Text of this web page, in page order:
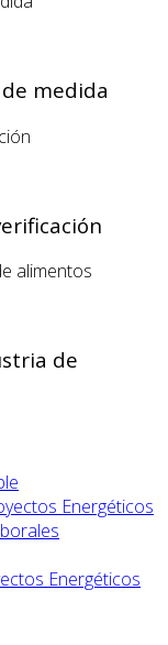
medida
de
Energéticos
Energéticos